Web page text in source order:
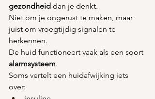
gezondheid dan je denkt.
Niet om je ongerust te maken, maar
juist om vroegtijdig signalen te
herkennen.
De huid functioneert vaak als een soort
alarmsysteem.
Soms vertelt een huidafwijking iets
over: